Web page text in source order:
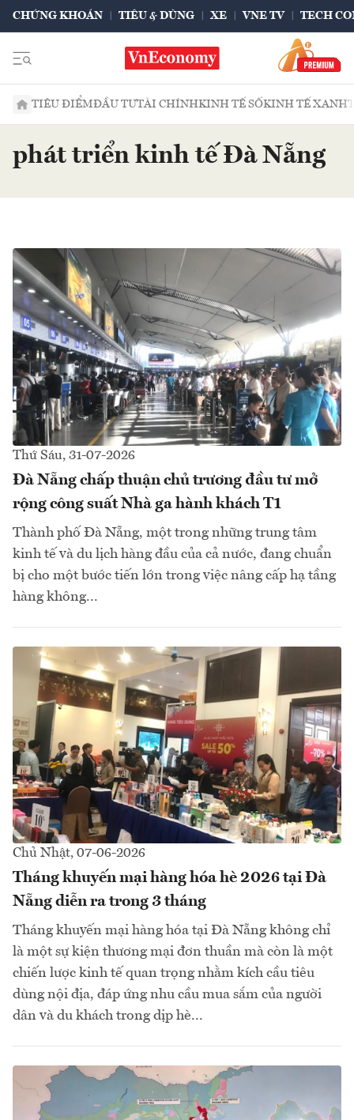
CHỨNG KHOÁN TIÊU & DÙNG XE VNE TV TECH
TIÊU ĐIỂMĐẦU TƯTÀI CHÍNHKINH TẾ SỐKINH TẾ XANH
phát triển kinh tế Đà Nẵng
Thứ Sáu, 31-07-2026
Đà Nẵng chấp thuận chủ trương đầu tư mở
rộng công suất Nhà ga hành khách T1
Thành phố Đà Nẵng, một trong những trung tâm
kinh tế và du lịch hàng đầu của cả nước, đang chuẩn
bị cho một bước tiến lớn trong việc nâng cấp hạ tầng
hàng không...
Chủ Nhật, 07-06-2026
Tháng khuyến mại hàng hóa hè 2026 tại Đà
Nẵng diễn ra trong 3 tháng
Tháng khuyến mại hàng hóa tại Đà Nẵng không chỉ
là một sự kiện thương mại đơn thuần mà còn là một
chiến lược kinh tế quan trọng nhằm kích cầu tiêu
dùng nội địa, đáp ứng nhu cầu mua sắm của người
dân và du khách trong dịp hè...